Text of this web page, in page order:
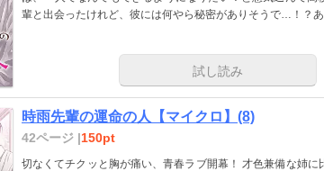
輩と出会ったけれど、彼には何やら秘密がありそうで…！？
試し読み
時雨先輩の運命の人【マイクロ】(8)
42ページ |150pt
切なくてチクッと胸が痛い、青春ラブ開幕！ 才色兼備な姉に比べ、見た目も中身もふつーな女子高生・苗